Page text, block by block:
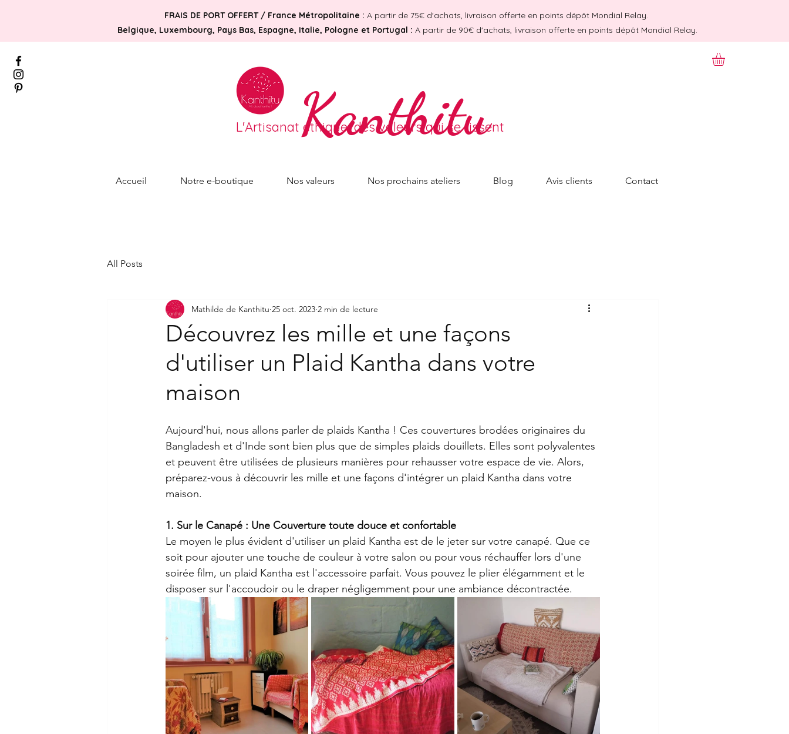
FRAIS DE PORT OFFERT / France Métropolitaine : A partir de 75€ d'achats, livraison offerte en points dépôt Mondial Relay.
Belgique, Luxembourg, Pays Bas, Espagne, Italie, Pologne et Portugal : A partir de 90€ d'achats, livraison offerte en points dépôt Mondial Relay.
Kanthitu
L'Artisanat éthique, des valeurs qui se tissent
Accueil Notre e-boutique Nos valeurs Nos prochains ateliers Blog Avis clients Contact
All Posts
Découvrez les mille et une façons
d'utiliser un Plaid Kantha dans votre
maison
Mathilde de Kanthitu 25 oct. 2023 2 min de lecture
Aujourd'hui, nous allons parler de plaids Kantha ! Ces couvertures brodées originaires du
Bangladesh et d'Inde sont bien plus que de simples plaids douillets. Elles sont polyvalentes
et peuvent être utilisées de plusieurs manières pour rehausser votre espace de vie. Alors,
préparez-vous à découvrir les mille et une façons d'intégrer un plaid Kantha dans votre
maison.
1. Sur le Canapé : Une Couverture toute douce et confortable
Le moyen le plus évident d'utiliser un plaid Kantha est de le jeter sur votre canapé. Que ce
soit pour ajouter une touche de couleur à votre salon ou pour vous réchauffer lors d'une
soirée film, un plaid Kantha est l'accessoire parfait. Vous pouvez le plier élégamment et le
disposer sur l'accoudoir ou le draper négligemment pour une ambiance décontractée.